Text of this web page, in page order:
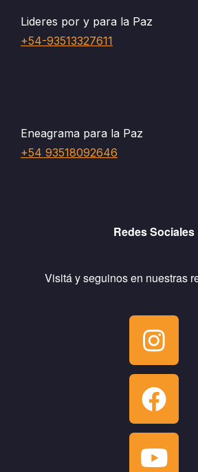
Lideres por y para la Paz
+54-93513327611
Eneagrama para la Paz
+54 93518092646
Redes Sociales
Visitá y seguinos en nuestras